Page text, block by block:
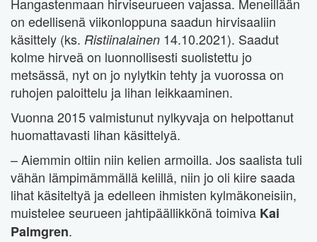
Hangastenmaan hirviseurueen vajassa. Meneillään
on edellisenä viikonloppuna saadun hirvisaaliin
käsittely (ks. Ristiinalainen 14.10.2021). Saadut
kolme hirveä on luonnollisesti suolistettu jo
metsässä, nyt on jo nylytkin tehty ja vuorossa on
ruhojen paloittelu ja lihan leikkaaminen.
Vuonna 2015 valmistunut nylkyvaja on helpottanut
huomattavasti lihan käsittelyä.
– Aiemmin oltiin niin kelien armoilla. Jos saalista tuli
vähän lämpimämmällä kelillä, niin jo oli kiire saada
lihat käsiteltyä ja edelleen ihmisten kylmäkoneisiin,
muistelee seurueen jahtipäällikkönä toimiva Kai
Palmgren.